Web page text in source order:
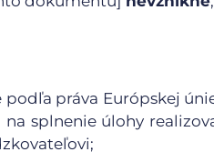
práva Európskej
splnenie úlohy